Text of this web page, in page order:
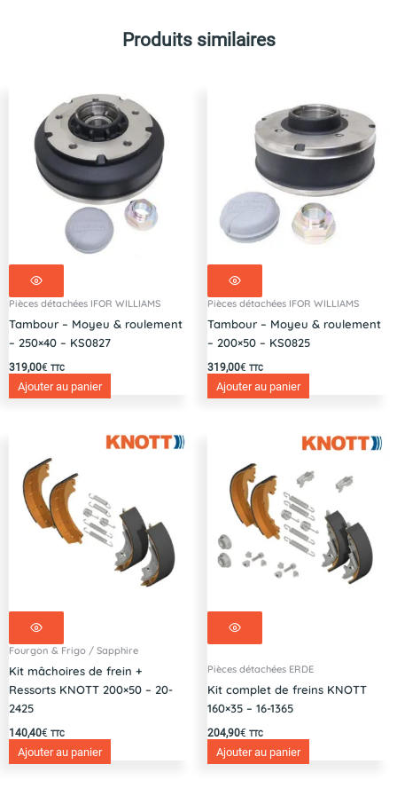
Ajusteur
Produits similaires
Pièces détachées IFOR WILLIAMS
Tambour – Moyeu & roulement
– 250×40 – KS0827
319,00€ TTC
Ajouter au panier
Pièces détachées IFOR WILLIAMS
Tambour – Moyeu & roulement
– 200×50 – KS0825
319,00€ TTC
Ajouter au panier
Fourgon & Frigo / Sapphire
Kit mâchoires de frein +
Ressorts KNOTT 200×50 – 20-
2425
140,40€ TTC
Ajouter au panier
Pièces détachées ERDE
Kit complet de freins KNOTT
160×35 – 16-1365
204,90€ TTC
Ajouter au panier